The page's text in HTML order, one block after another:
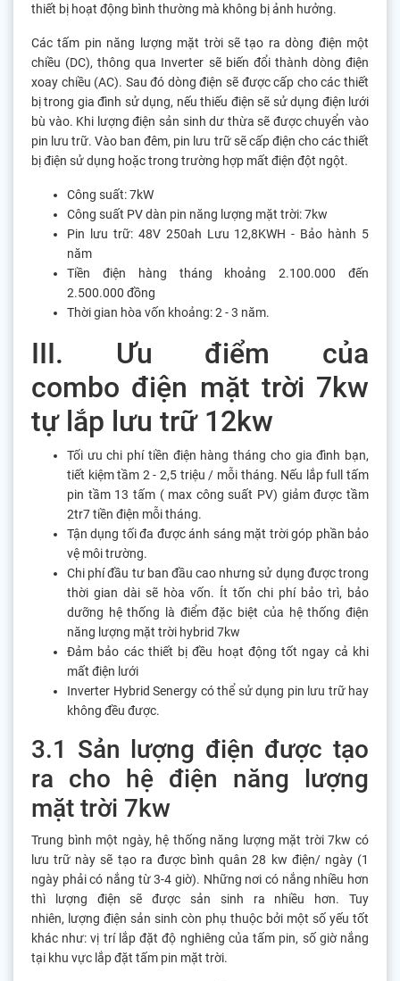
thiết bị hoạt động bình thường mà không bị ảnh hưởng.
Các tấm pin năng lượng mặt trời sẽ tạo ra dòng điện một
chiều (DC), thông qua Inverter sẽ biến đổi thành dòng điện
xoay chiều (AC). Sau đó dòng điện sẽ được cấp cho các thiết
bị trong gia đình sử dụng, nếu thiếu điện sẽ sử dụng điện lưới
bù vào. Khi lượng điện sản sinh dư thừa sẽ được chuyển vào
pin lưu trữ. Vào ban đêm, pin lưu trữ sẽ cấp điện cho các thiết
bị điện sử dụng hoặc trong trường hợp mất điện đột ngột.
Công suất: 7kW
Công suất PV dàn pin năng lượng mặt trời: 7kw
Pin lưu trữ: 48V 250ah Lưu 12,8KWH - Bảo hành 5
năm
Tiền điện hàng tháng khoảng 2.100.000 đến
2.500.000 đồng
Thời gian hòa vốn khoảng: 2 - 3 năm.
III. Ưu điểm của
combo điện mặt trời 7kw
tự lắp lưu trữ 12kw
Tối ưu chi phí tiền điện hàng tháng cho gia đình bạn,
tiết kiệm tầm 2 - 2,5 triệu / mỗi tháng. Nếu lắp full tấm
pin tầm 13 tấm ( max công suất PV) giảm được tầm
2tr7 tiền điện mỗi tháng.
Tận dụng tối đa được ánh sáng mặt trời góp phần bảo
vệ môi trường.
Chi phí đầu tư ban đầu cao nhưng sử dụng được trong
thời gian dài sẽ hòa vốn. Ít tốn chi phí bảo trì, bảo
dưỡng hệ thống là điểm đặc biệt của hệ thống điện
năng lượng mặt trời hybrid 7kw
Đảm bảo các thiết bị đều hoạt động tốt ngay cả khi
mất điện lưới
Inverter Hybrid Senergy có thể sử dụng pin lưu trữ hay
không đều được.
3.1 Sản lượng điện được tạo
ra cho hệ điện năng lượng
mặt trời 7kw
Trung bình một ngày, hệ thống năng lượng mặt trời 7kw có
lưu trữ này sẽ tạo ra được bình quân 28 kw điện/ ngày (1
ngày phải có nắng từ 3-4 giờ). Những nơi có nắng nhiều hơn
thì lượng điện sẽ được sản sinh ra nhiều hơn. Tuy
nhiên, lượng điện sản sinh còn phụ thuộc bởi một số yếu tốt
khác như: vị trí lắp đặt độ nghiêng của tấm pin, số giờ nắng
tại khu vực lắp đặt tấm pin mặt trời.